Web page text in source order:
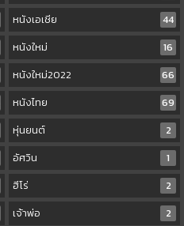
หนังเอเชีย
44
หนังใหม่
16
หนังใหม่2022
66
หนังไทย
69
หุ่นยนต์
2
อัศวิน
1
ฮีโร่
2
เจ้าพ่อ
2